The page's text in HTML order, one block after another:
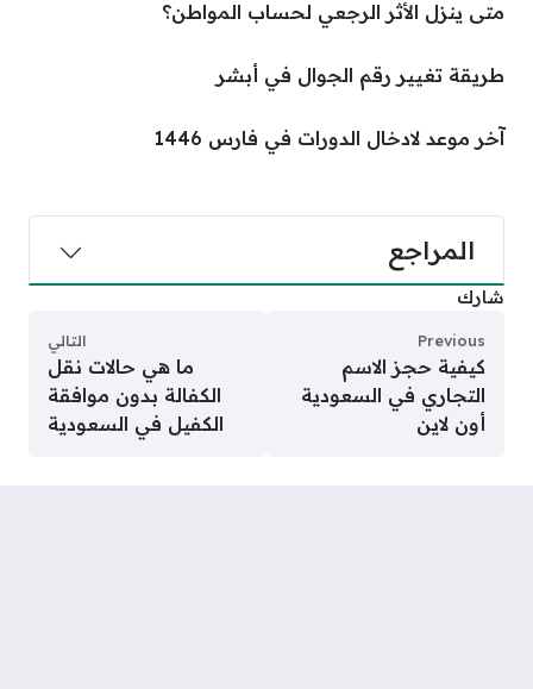
متى ينزل الأثر الرجعي لحساب المواطن؟
طريقة تغيير رقم الجوال في أبشر
آخر موعد لادخال الدورات في فارس 1446
المراجع
شارك
Previous
كيفية حجز الاسم
التجاري في السعودية
أون لاين
التالي
ما هي حالات نقل
الكفالة بدون موافقة
الكفيل في السعودية